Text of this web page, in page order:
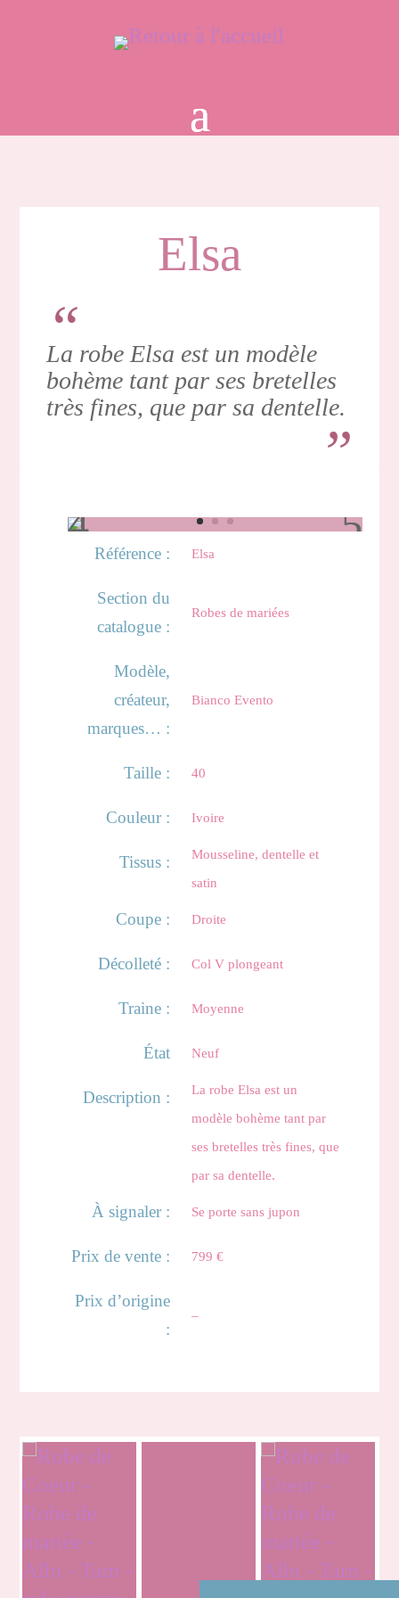
Elsa
La robe Elsa est un modèle
bohème tant par ses bretelles
très fines, que par sa dentelle.
Référence : Elsa
Section du
catalogue :
Robes de mariées
Modèle,
créateur,
marques… :
Bianco Evento
Taille : 40
Couleur : Ivoire
Tissus :
Mousseline, dentelle et
satin
Coupe : Droite
Décolleté : Col V plongeant
Traine : Moyenne
État Neuf
Description :
La robe Elsa est un
modèle bohème tant par
ses bretelles très fines, que
par sa dentelle.
À signaler : Se porte sans jupon
Prix de vente : 799 €
Prix d’origine
:
–